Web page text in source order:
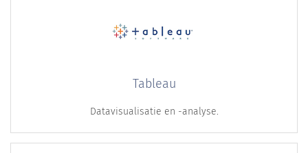
Tableau
Datavisualisatie en -analyse.